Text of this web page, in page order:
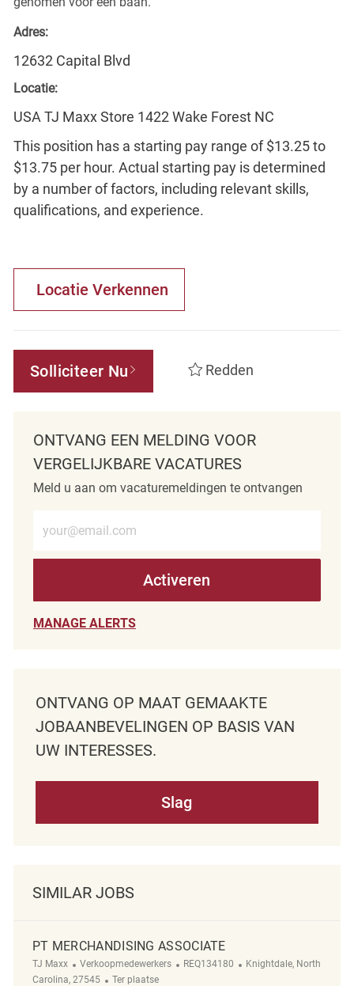
Adres:
12632 Capital Blvd
Locatie:
USA TJ Maxx Store 1422 Wake Forest NC
This position has a starting pay range of $13.25 to
$13.75 per hour. Actual starting pay is determined
by a number of factors, including relevant skills,
qualifications, and experience.
Locatie Verkennen
Solliciteer Nu Redden
ONTVANG EEN MELDING VOOR
VERGELIJKBARE VACATURES
Meld u aan om vacaturemeldingen te ontvangen
Activeren
MANAGE ALERTS
ONTVANG OP MAAT GEMAAKTE
JOBAANBEVELINGEN OP BASIS VAN
UW INTERESSES.
Slag
SIMILAR JOBS
PT MERCHANDISING ASSOCIATE
TJ Maxx Categorie
Verkoopmedewerkers ReqId
REQ134180 Plaats
Knightdale, North
Carolina, 27545
Afgelegen
Ter plaatse